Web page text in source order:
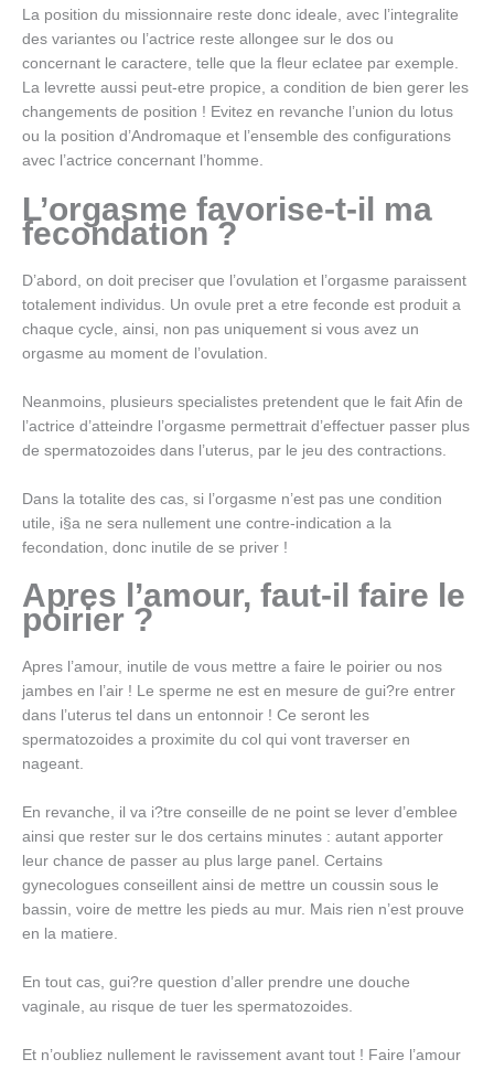
La position du missionnaire reste donc ideale, avec l’integralite
des variantes ou l’actrice reste allongee sur le dos ou
concernant le caractere, telle que la fleur eclatee par exemple.
La levrette aussi peut-etre propice, a condition de bien gerer les
changements de position ! Evitez en revanche l’union du lotus
ou la position d’Andromaque et l’ensemble des configurations
avec l’actrice concernant l’homme.
L’orgasme favorise-t-il ma
fecondation ?
D’abord, on doit preciser que l’ovulation et l’orgasme paraissent
totalement individus. Un ovule pret a etre feconde est produit a
chaque cycle, ainsi, non pas uniquement si vous avez un
orgasme au moment de l’ovulation.
Neanmoins, plusieurs specialistes pretendent que le fait Afin de
l’actrice d’atteindre l’orgasme permettrait d’effectuer passer plus
de spermatozoides dans l’uterus, par le jeu des contractions.
Dans la totalite des cas, si l’orgasme n’est pas une condition
utile, i§a ne sera nullement une contre-indication a la
fecondation, donc inutile de se priver !
Apres l’amour, faut-il faire le
poirier ?
Apres l’amour, inutile de vous mettre a faire le poirier ou nos
jambes en l’air ! Le sperme ne est en mesure de gui?re entrer
dans l’uterus tel dans un entonnoir ! Ce seront les
spermatozoides a proximite du col qui vont traverser en
nageant.
En revanche, il va i?tre conseille de ne point se lever d’emblee
ainsi que rester sur le dos certains minutes : autant apporter
leur chance de passer au plus large panel. Certains
gynecologues conseillent ainsi de mettre un coussin sous le
bassin, voire de mettre les pieds au mur. Mais rien n’est prouve
en la matiere.
En tout cas, gui?re question d’aller prendre une douche
vaginale, au risque de tuer les spermatozoides.
Et n’oubliez nullement le ravissement avant tout ! Faire l’amour